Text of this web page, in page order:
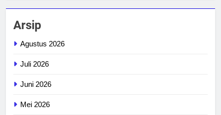
Arsip
Agustus 2026
Juli 2026
Juni 2026
Mei 2026